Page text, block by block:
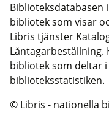
bibliotek som visar
Libris tjänster
Låntagarbeställning.
bibliotek som deltar
biblioteksstatistiken.
© Libris - nationella